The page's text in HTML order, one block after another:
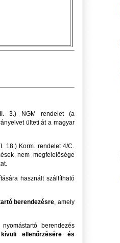
3.) NGM rendelet (a
ülteti át a magyar
18.) Korm. rendelet 4/C.
nem megfelelősége
használt szállítható
berendezésre, amely
berendezés
ellenőrzésére és